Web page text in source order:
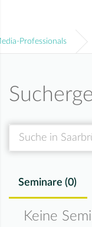
Professionals
Seminare (0)
Keine